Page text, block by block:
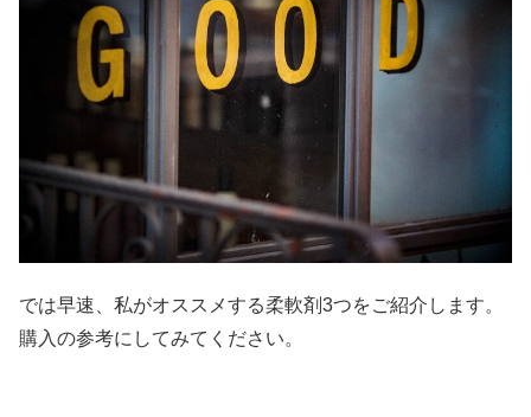
では早速、私がオススメする柔軟剤3つをご紹介します。
購入の参考にしてみてください。